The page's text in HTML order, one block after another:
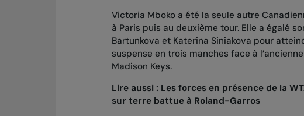
Victoria Mboko a été la seule autre
à Paris puis au deuxième tour. Elle a égalé
Bartunkova et Katerina Siniakova pour
suspense en trois manches face à
Madison Keys.
Lire aussi : Les forces en présence de la
sur terre battue à Roland-Garros